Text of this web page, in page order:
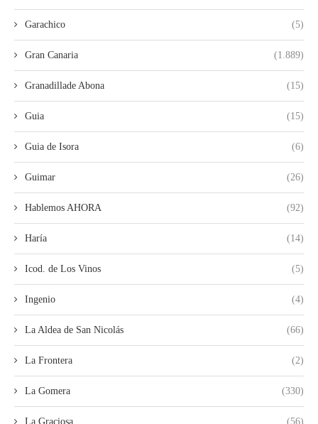
Garachico (5)
Gran Canaria (1.889)
Granadillade Abona (15)
Guia (15)
Guia de Isora (6)
Guimar (26)
Hablemos AHORA (92)
Haría (14)
Icod. de Los Vinos (5)
Ingenio (4)
La Aldea de San Nicolás (66)
La Frontera (2)
La Gomera (330)
La Graciosa (56)